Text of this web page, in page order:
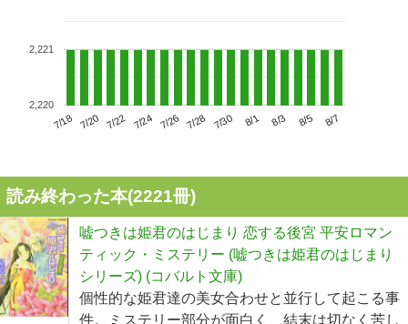
7/18 7/20 7/22 7/24 7/26 7/28 7/30 8/1 8/3 8/5 8/7
2,220
2,221
読み終わった本(2221冊)
嘘つきは姫君のはじまり 恋する後宮 平安ロマン
ティック・ミステリー (嘘つきは姫君のはじまり
シリーズ) (コバルト文庫)
個性的な姫君達の美女合わせと並行して起こる事
件。ミステリー部分が面白く、結末は切なく苦し